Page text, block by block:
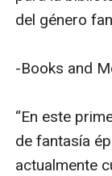
del género
-Books and
“En este
de fantasía
actualmente